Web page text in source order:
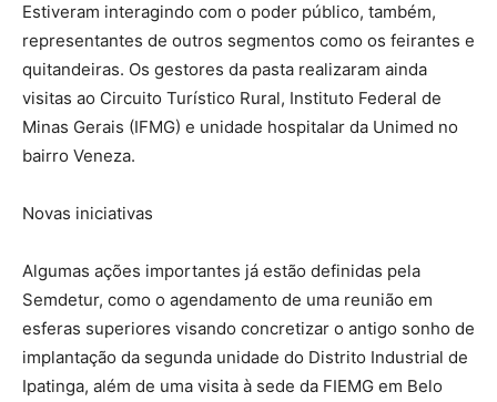
Estiveram interagindo com o poder público, também,
representantes de outros segmentos como os feirantes e
quitandeiras. Os gestores da pasta realizaram ainda
visitas ao Circuito Turístico Rural, Instituto Federal de
Minas Gerais (IFMG) e unidade hospitalar da Unimed no
bairro Veneza.
Novas iniciativas
Algumas ações importantes já estão definidas pela
Semdetur, como o agendamento de uma reunião em
esferas superiores visando concretizar o antigo sonho de
implantação da segunda unidade do Distrito Industrial de
Ipatinga, além de uma visita à sede da FIEMG em Belo